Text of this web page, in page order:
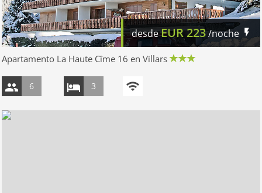
desdeEUR223/noche
Apartamento La Haute Cîme 16 en Villars
6 3